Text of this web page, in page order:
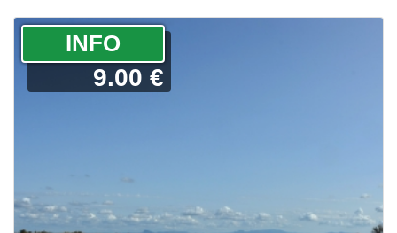
­INFO
9.00 €